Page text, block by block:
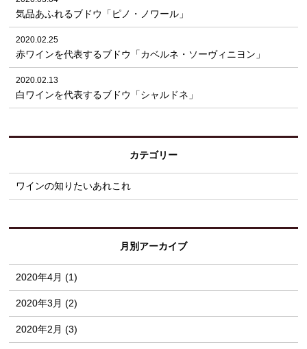
気品あふれるブドウ「ピノ・ノワール」
2020.02.25
赤ワインを代表するブドウ「カベルネ・ソーヴィニヨン」
2020.02.13
白ワインを代表するブドウ「シャルドネ」
カテゴリー
ワインの知りたいあれこれ
月別アーカイブ
2020年4月 (1)
2020年3月 (2)
2020年2月 (3)